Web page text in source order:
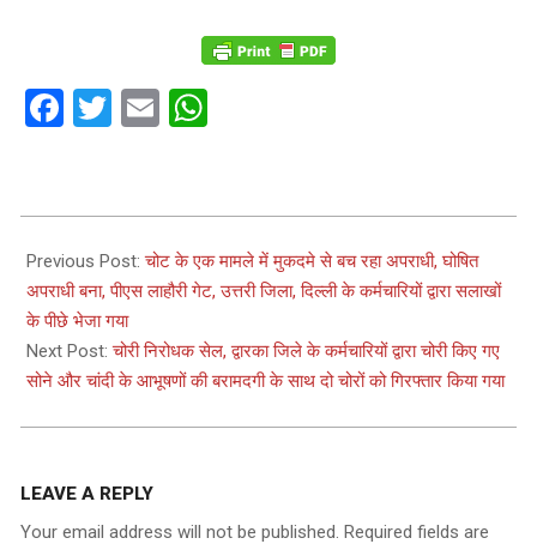
Facebook
Twitter
Email
09-
21
Previous Post:चोट के एक मामले में मुकदमे से बच रहा अपराधी, घोषित
अपराधी बना, पीएस लाहौरी गेट, उत्तरी जिला, दिल्ली के कर्मचारियों द्वारा सलाखों
के पीछे भेजा गया
Next Post:चोरी निरोधक सेल, द्वारका जिले के कर्मचारियों द्वारा चोरी किए गए
सोने और चांदी के आभूषणों की बरामदगी के साथ दो चोरों को गिरफ्तार किया गया
LEAVE A REPLY
Your email address will not be published. Required fields are